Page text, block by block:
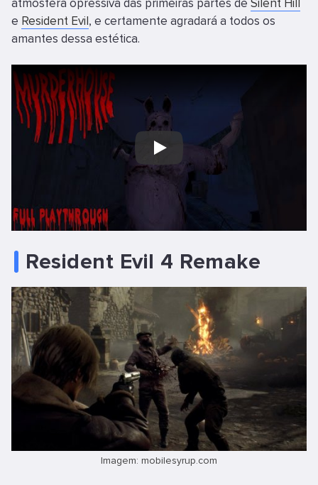
atmosfera opressiva das primeiras partes de Silent Hill
e Resident Evil, e certamente agradará a todos os
amantes dessa estética.
Play
Resident Evil 4 Remake
Imagem: mobilesyrup.com